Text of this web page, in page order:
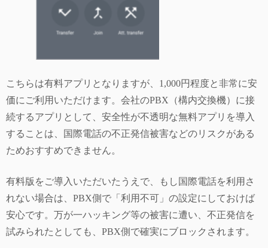
こちらは有料アプリとなりますが、1,000円程度と非常に安
価にご利用いただけます。会社のPBX（構内交換機）に接
続するアプリとして、安全性が不透明な無料アプリを導入
することは、国際電話の不正発信被害などのリスクがある
ためおすすめできません。
有料版をご導入いただいたうえで、もし国際電話を利用さ
れない場合は、PBX側で「利用不可」の設定にしておけば
安心です。万が一ハッキング等の被害に遭い、不正発信を
試みられたとしても、PBX側で確実にブロックされます。